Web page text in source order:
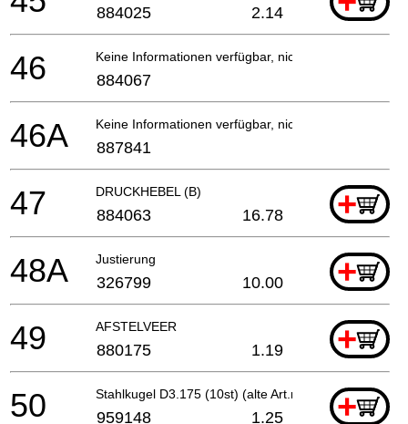
884025 2.14
Keine Informationen verfügbar, nicht bestellbar
46 884067
Keine Informationen verfügbar, nicht bestellbar
46A 887841
DRUCKHEBEL (B) +
47 884063 16.78
Justierung +
48A 326799 10.00
AFSTELVEER +
49 880175 1.19
Stahlkugel D3.175 (10st) (alte Art.nr.939270) Wh1
+
50 959148 1.25